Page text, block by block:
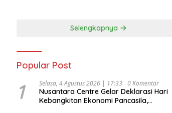
Selengkapnya
Popular Post
1 Selasa, 4 Agustus 2026 | 17:33 0 Komentar
Nusantara Centre Gelar Deklarasi Hari
Kebangkitan Ekonomi Pancasila,